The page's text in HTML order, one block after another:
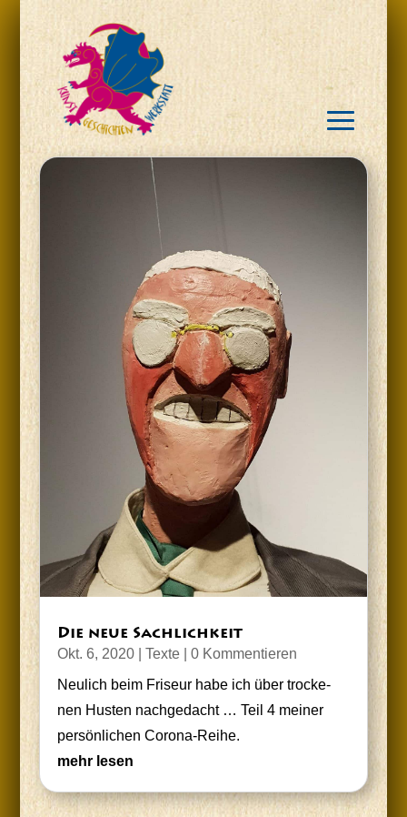
Die neue Sachlichkeit
Okt. 6, 2020| Texte| 0 Kommentieren
Neu­lich beim Fri­seur habe ich über tro­cke­
nen Hus­ten nach­ge­dacht … Teil 4 mei­ner
per­sön­li­chen Corona-Reihe.
mehr lesen